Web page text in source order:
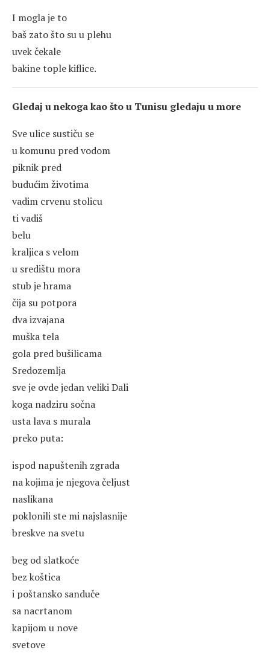
I mogla je to
baš zato što su u plehu
uvek čekale
bakine tople kiflice.
Gledaj u nekoga kao što u Tunisu gledaju u more
Sve ulice sustiču se
u komunu pred vodom
piknik pred
budućim životima
vadim crvenu stolicu
ti vadiš
belu
kraljica s velom
u središtu mora
stub je hrama
čija su potpora
dva izvajana
muška tela
gola pred bušilicama
Sredozemlja
sve je ovde jedan veliki Dali
koga nadziru sočna
usta lava s murala
preko puta:
ispod napuštenih zgrada
na kojima je njegova čeljust
naslikana
poklonili ste mi najslasnije
breskve na svetu
beg od slatkoće
bez koštica
i poštansko sanduče
sa nacrtanom
kapijom u nove
svetove